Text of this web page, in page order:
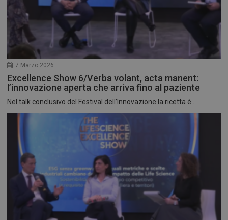
7 Marzo 2026
Excellence Show 6/Verba volant, acta manent:
l’innovazione aperta che arriva fino al paziente
Nel talk conclusivo del Festival dell’Innovazione la ricetta è...